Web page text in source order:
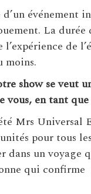
La
de
moins.
show se veut
en tant
Mrs Universal
pour tous
dans un voyage
qui